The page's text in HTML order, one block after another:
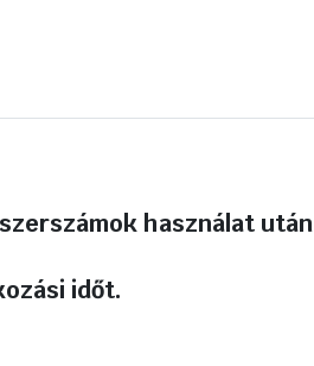
használat után
időt.